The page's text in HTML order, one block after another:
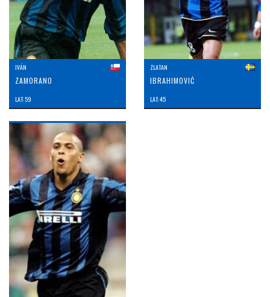
IVÁN
ZAMORANO
LAT: 59
ZLATAN
IBRAHIMOVIĆ
LAT: 45